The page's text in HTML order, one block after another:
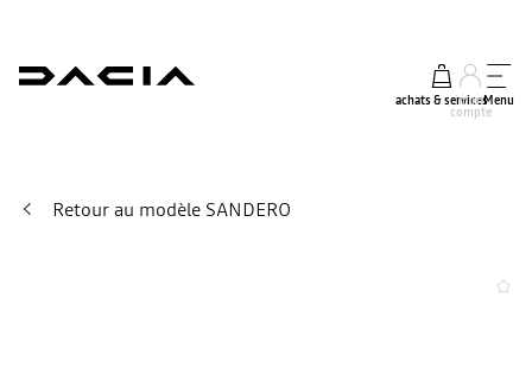
achats & services
mon
compte
Menu
Retour au modèle SANDERO